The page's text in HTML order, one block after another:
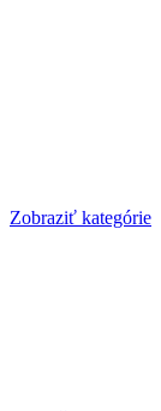
Zobraziť kategórie